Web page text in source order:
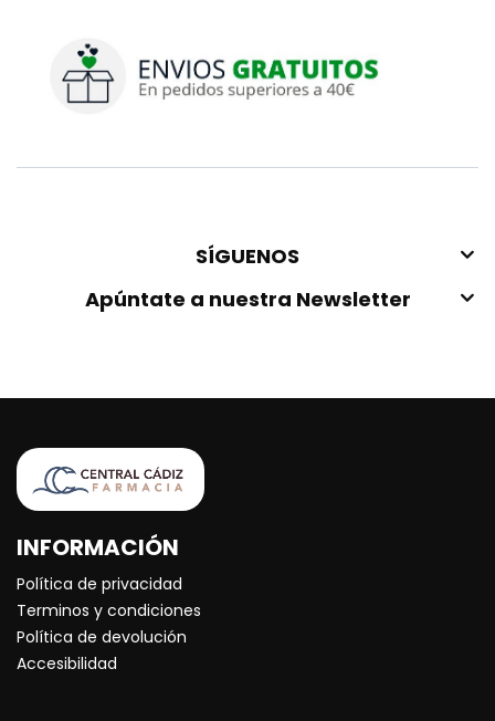
SÍGUENOS
Apúntate a nuestra Newsletter
INFORMACIÓN
Política de privacidad
Terminos y condiciones
Política de devolución
Accesibilidad